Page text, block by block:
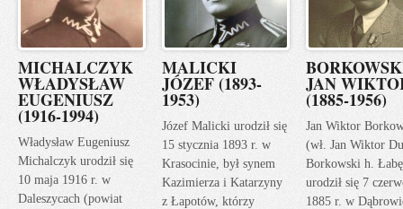
MICHALCZYK
WŁADYSŁAW
EUGENIUSZ
(1916-1994)
Władysław Eugeniusz
Michalczyk urodził się
10 maja 1916 r. w
Daleszycach (powiat
MALICKI
JÓZEF (1893-
1953)
Józef Malicki urodził się
15 stycznia 1893 r. w
Krasocinie, był synem
Kazimierza i Katarzyny
z Łapotów, którzy
JAN
(1885-1956)
Jan Wiktor
(wł. Jan Wiktor
Borkowski h.
urodził się 7
1885 r. w